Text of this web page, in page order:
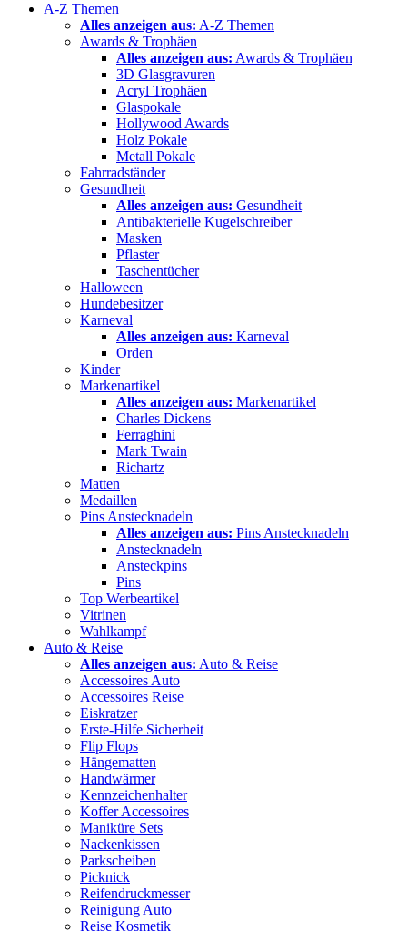
A-Z Themen
Alles anzeigen aus: A-Z Themen
Awards & Trophäen
Alles anzeigen aus: Awards & Trophäen
3D Glasgravuren
Acryl Trophäen
Glaspokale
Hollywood Awards
Holz Pokale
Metall Pokale
Fahrradständer
Gesundheit
Alles anzeigen aus: Gesundheit
Antibakterielle Kugelschreiber
Masken
Pflaster
Taschentücher
Halloween
Hundebesitzer
Karneval
Alles anzeigen aus: Karneval
Orden
Kinder
Markenartikel
Alles anzeigen aus: Markenartikel
Charles Dickens
Ferraghini
Mark Twain
Richartz
Matten
Medaillen
Pins Anstecknadeln
Alles anzeigen aus: Pins Anstecknadeln
Anstecknadeln
Ansteckpins
Pins
Top Werbeartikel
Vitrinen
Wahlkampf
Auto & Reise
Alles anzeigen aus: Auto & Reise
Accessoires Auto
Accessoires Reise
Eiskratzer
Erste-Hilfe Sicherheit
Flip Flops
Hängematten
Handwärmer
Kennzeichenhalter
Koffer Accessoires
Maniküre Sets
Nackenkissen
Parkscheiben
Picknick
Reifendruckmesser
Reinigung Auto
Reise Kosmetik